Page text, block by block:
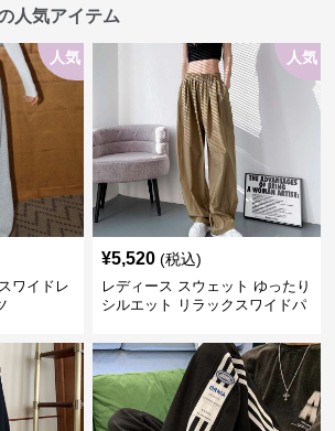
人気アイテム
人気
ワイドレ
人気
¥5,520 (税込)
レディース スウェット ゆったり
シルエット リラックスワイドパ